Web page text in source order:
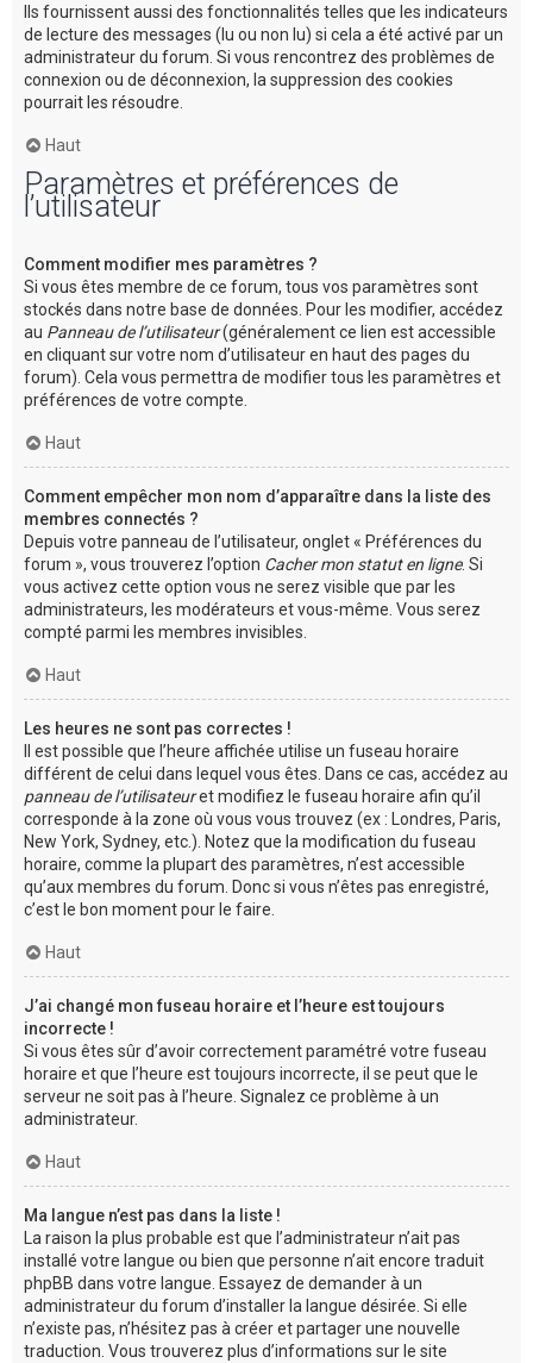
Ils fournissent aussi des fonctionnalités telles que les indicateurs
de lecture des messages (lu ou non lu) si cela a été activé par un
administrateur du forum. Si vous rencontrez des problèmes de
connexion ou de déconnexion, la suppression des cookies
pourrait les résoudre.
Haut
Paramètres et préférences de
l’utilisateur
Comment modifier mes paramètres ?
Si vous êtes membre de ce forum, tous vos paramètres sont
stockés dans notre base de données. Pour les modifier, accédez
au Panneau de l’utilisateur(généralement ce lien est accessible
en cliquant sur votre nom d’utilisateur en haut des pages du
forum). Cela vous permettra de modifier tous les paramètres et
préférences de votre compte.
Haut
Comment empêcher mon nom d’apparaître dans la liste des
membres connectés ?
Depuis votre panneau de l’utilisateur, onglet « Préférences du
forum », vous trouverez l’option Cacher mon statut en ligne. Si
vous activez cette option vous ne serez visible que par les
administrateurs, les modérateurs et vous-même. Vous serez
compté parmi les membres invisibles.
Haut
Les heures ne sont pas correctes !
Il est possible que l’heure affichée utilise un fuseau horaire
différent de celui dans lequel vous êtes. Dans ce cas, accédez au
panneau de l’utilisateuret modifiez le fuseau horaire afin qu’il
corresponde à la zone où vous vous trouvez (ex : Londres, Paris,
New York, Sydney, etc.). Notez que la modification du fuseau
horaire, comme la plupart des paramètres, n’est accessible
qu’aux membres du forum. Donc si vous n’êtes pas enregistré,
c’est le bon moment pour le faire.
Haut
J’ai changé mon fuseau horaire et l’heure est toujours
incorrecte !
Si vous êtes sûr d’avoir correctement paramétré votre fuseau
horaire et que l’heure est toujours incorrecte, il se peut que le
serveur ne soit pas à l’heure. Signalez ce problème à un
administrateur.
Haut
Ma langue n’est pas dans la liste !
La raison la plus probable est que l’administrateur n’ait pas
installé votre langue ou bien que personne n’ait encore traduit
phpBB dans votre langue. Essayez de demander à un
administrateur du forum d’installer la langue désirée. Si elle
n’existe pas, n’hésitez pas à créer et partager une nouvelle
traduction. Vous trouverez plus d’informations sur le site